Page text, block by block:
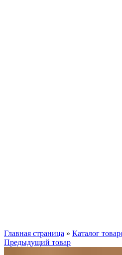
Главная страница » Каталог
Предыдущий товар